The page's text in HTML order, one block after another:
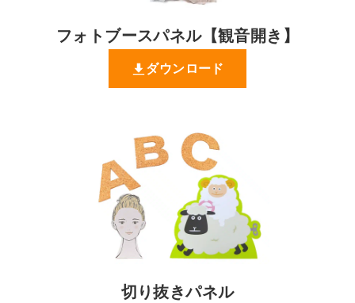
フォトブースパネル【観音開き】
ダウンロード
切り抜きパネル